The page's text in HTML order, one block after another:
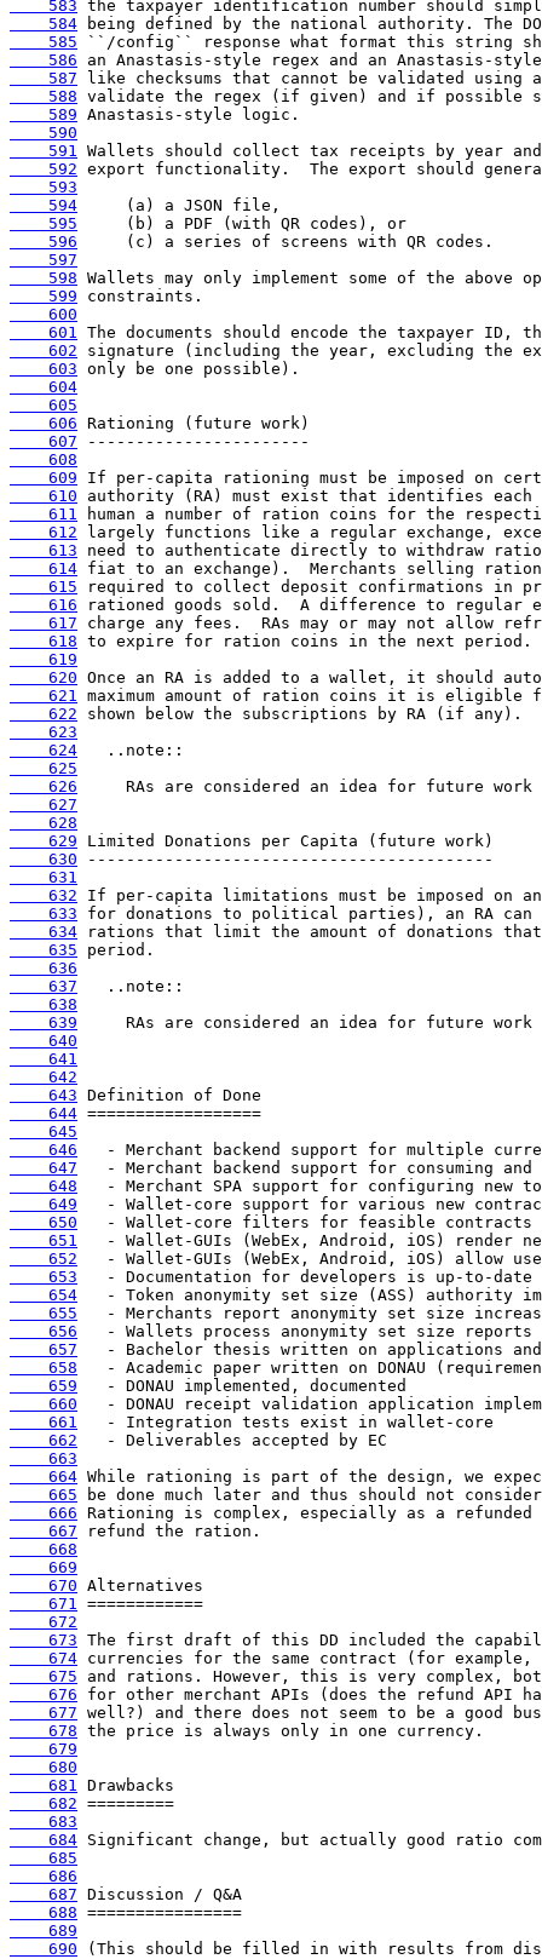
    583
    584
    585
    586
    587
    588
    589
    590
    591
    592
    593
    594
    595
    596
    597
    598
    599
    600
    601
    602
    603
    604
    605
    606
    607
    608
    609
    610
    611
    612
    613
    614
    615
    616
    617
    618
    619
    620
    621
    622
    623
    624
    625
    626
    627
    628
    629
    630
    631
    632
    633
    634
    635
    636
    637
    638
    639
    640
    641
    642
    643
    644
    645
    646
    647
    648
    649
    650
    651
    652
    653
    654
    655
    656
    657
    658
    659
    660
    661
    662
    663
    664
    665
    666
    667
    668
    669
    670
    671
    672
    673
    674
    675
    676
    677
    678
    679
    680
    681
    682
    683
    684
    685
    686
    687
    688
    689
    690